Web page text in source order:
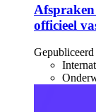
officieel
Gepubliceerd